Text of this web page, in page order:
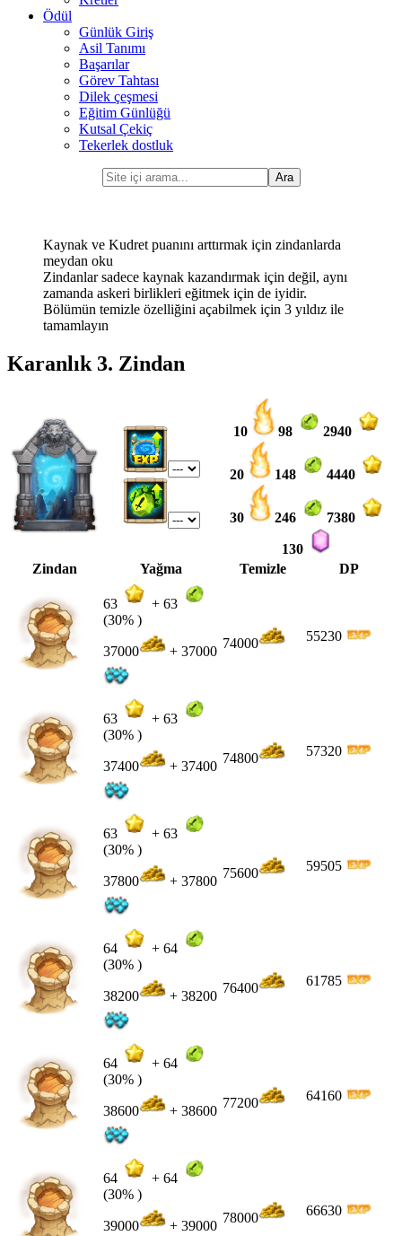
Ödül
Günlük Giriş
Asil Tanımı
Başarılar
Görev Tahtası
Dilek çeşmesi
Eğitim Günlüğü
Kutsal Çekiç
Tekerlek dostluk
Kaynak ve Kudret puanını arttırmak için zindanlarda
meydan oku
Zindanlar sadece kaynak kazandırmak için değil, aynı
zamanda askeri birlikleri eğitmek için de iyidir.
Bölümün temizle özelliğini açabilmek için 3 yıldız ile
tamamlayın
Karanlık 3. Zindan
10 98 2940
20 148 4440
30 246 7380
130
Zindan
Yağma Temizle DP
63 + 63
(30% )
37000 + 37000
74000 55230
63 + 63
(30% )
37400 + 37400
74800 57320
63 + 63
(30% )
37800 + 37800
75600 59505
64 + 64
(30% )
38200 + 38200
76400 61785
64 + 64
(30% )
38600 + 38600
77200 64160
64 + 64
(30% )
39000 + 39000
78000 66630